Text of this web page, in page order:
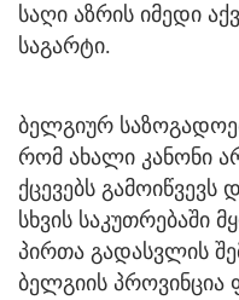
საღი აზრის იმედი
საგარტი.
ბელგიურ
რომ ახალი კანონი
ქცევებს
სხვის საკუთრებაში
პირთა გადასვლის
ბელგიის პროვინცია